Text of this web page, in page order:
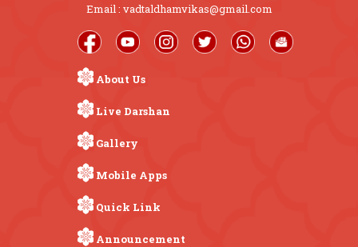
Email : vadtaldhamvikas@gmail.com
About Us
Live Darshan
Gallery
Mobile Apps
Quick Link
Announcement